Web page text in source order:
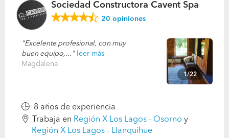
Sociedad Constructora Cavent Spa
20 opiniones
Excelente profesional, con muy
buen equipo,...
leer más
Magdalena
1/22
8 años de experiencia
Trabaja en Región X Los Lagos - Osorno y
Región X Los Lagos - Llanquihue